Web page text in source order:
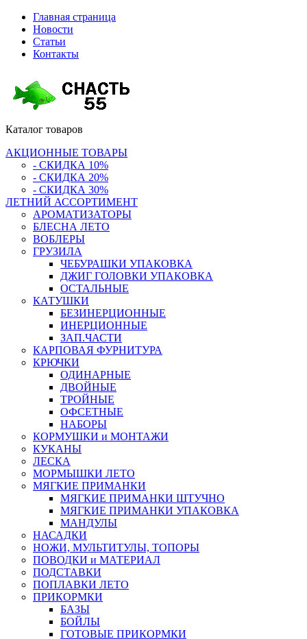
Главная страница
Новости
Статьи
Контакты
Каталог товаров
АКЦИОННЫЕ ТОВАРЫ
- СКИДКА 10%
- СКИДКА 20%
- СКИДКА 30%
ЛЕТНИЙ АССОРТИМЕНТ
АРОМАТИЗАТОРЫ
БЛЕСНА ЛЕТО
ВОБЛЕРЫ
ГРУЗИЛА
ЧЕБУРАШКИ УПАКОВКА
ДЖИГ ГОЛОВКИ УПАКОВКА
ОСТАЛЬНЫЕ
КАТУШКИ
БЕЗИНЕРЦИОННЫЕ
ИНЕРЦИОННЫЕ
ЗАП.ЧАСТИ
КАРПОВАЯ ФУРНИТУРА
КРЮЧКИ
ОДИНАРНЫЕ
ДВОЙНЫЕ
ТРОЙНЫЕ
ОФСЕТНЫЕ
НАБОРЫ
КОРМУШКИ и МОНТАЖИ
КУКАНЫ
ЛЕСКА
МОРМЫШКИ ЛЕТО
МЯГКИЕ ПРИМАНКИ
МЯГКИЕ ПРИМАНКИ ШТУЧНО
МЯГКИЕ ПРИМАНКИ УПАКОВКА
МАНДУЛЫ
НАСАДКИ
НОЖИ, МУЛЬТИТУЛЫ, ТОПОРЫ
ПОВОДКИ и МАТЕРИАЛ
ПОДСТАВКИ
ПОПЛАВКИ ЛЕТО
ПРИКОРМКИ
БАЗЫ
БОЙЛЫ
ГОТОВЫЕ ПРИКОРМКИ